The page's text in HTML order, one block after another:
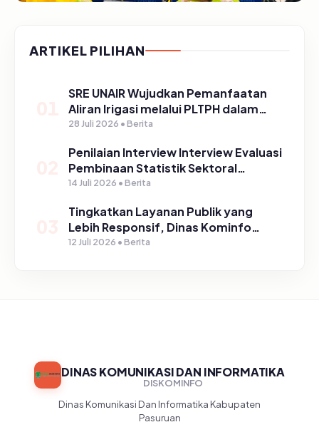
ARTIKEL PILIHAN
SRE UNAIR Wujudkan Pemanfaatan
Aliran Irigasi melalui PLTPH dalam
Program TIRTA PELITA di Desa
28 Juli 2026 • Berita
Penilaian Interview Interview Evaluasi
Pembinaan Statistik Sektoral
Kabupaten Pasuruan
14 Juli 2026 • Berita
Tingkatkan Layanan Publik yang
Lebih Responsif, Dinas Kominfo
Gelar Sosialisasi SP4N Lapor di
12 Juli 2026 • Berita
DINAS KOMUNIKASI DAN INFORMATIKA
DISKOMINFO
Dinas Komunikasi Dan Informatika Kabupaten
Pasuruan